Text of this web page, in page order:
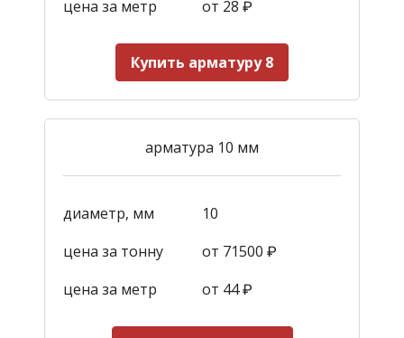
цена за метр
от 28 ₽
Купить арматуру 8
арматура 10 мм
диаметр, мм
10
цена за тонну
от 71500 ₽
цена за метр
от 44₽